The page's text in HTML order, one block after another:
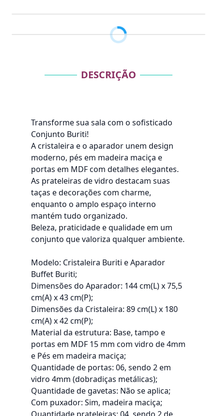
DESCRIÇÃO
Transforme sua sala com o sofisticado
Conjunto Buriti!
A cristaleira e o aparador unem design
moderno, pés em madeira maciça e
portas em MDF com detalhes elegantes.
As prateleiras de vidro destacam suas
taças e decorações com charme,
enquanto o amplo espaço interno
mantém tudo organizado.
Beleza, praticidade e qualidade em um
conjunto que valoriza qualquer ambiente.
Modelo: Cristaleira Buriti e Aparador
Buffet Buriti;
Dimensões do Aparador: 144 cm(L) x 75,5
cm(A) x 43 cm(P);
Dimensões da Cristaleira: 89 cm(L) x 180
cm(A) x 42 cm(P);
Material da estrutura: Base, tampo e
portas em MDF 15 mm com vidro de 4mm
e Pés em madeira maciça;
Quantidade de portas: 06, sendo 2 em
vidro 4mm (dobradiças metálicas);
Quantidade de gavetas: Não se aplica;
Com puxador: Sim, madeira maciça;